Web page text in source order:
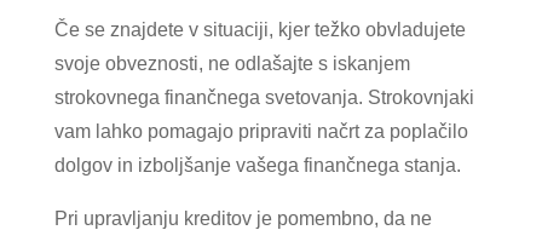
Če se znajdete v situaciji, kjer težko obvladujete
svoje obveznosti, ne odlašajte s iskanjem
strokovnega finančnega svetovanja. Strokovnjaki
vam lahko pomagajo pripraviti načrt za poplačilo
dolgov in izboljšanje vašega finančnega stanja.
Pri upravljanju kreditov je pomembno, da ne